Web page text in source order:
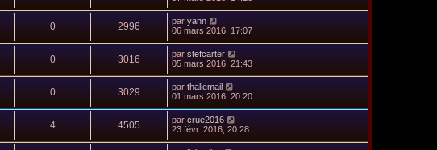
0 2996 par yann
06 mars 2016, 17:07
0 3016 par stefcarter
05 mars 2016, 21:43
0 3029 par thaliemail
01 mars 2016, 20:20
4 4505 par crue2016
23 févr. 2016, 20:28